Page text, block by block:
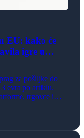
EU: kako će
igre u
za pošiljke do
evra po artiklu.
trgovce i